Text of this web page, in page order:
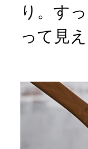
り。す
って見え